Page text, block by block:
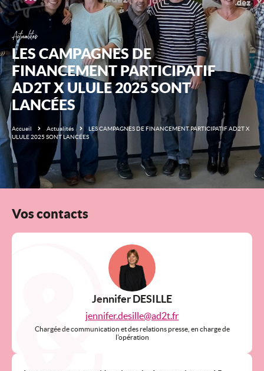
Actualités
LES CAMPAGNES DE
FINANCEMENT PARTICIPATIF
AD2T X ULULE 2025 SONT
LANCÉES
Accueil Actualités
LES CAMPAGNES DE FINANCEMENT PARTICIPATIF AD2T X
ULULE 2025 SONT LANCÉES
Vos contacts
Jennifer DESILLE
jennifer.desille@ad2t.fr
Chargée de communication et des relations presse, en charge de
l'opération